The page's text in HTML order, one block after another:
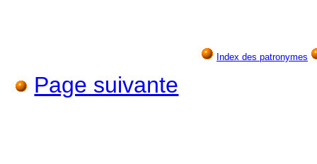
Index des patronymes
Page suivante